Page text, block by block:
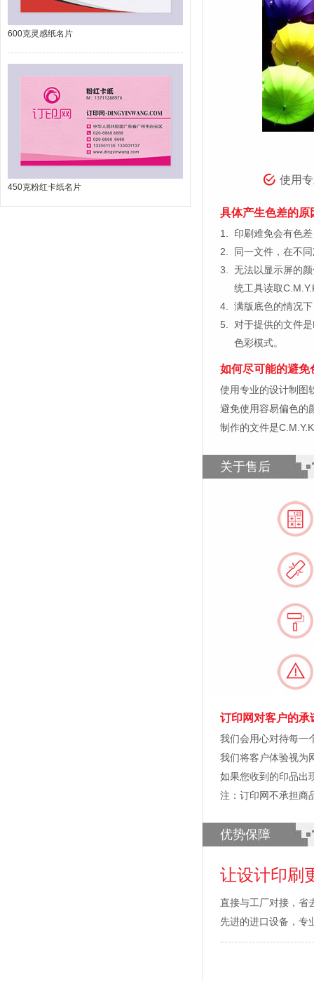
600克灵感纸名片
450克粉红卡纸名片
使用
具体产生色差的原
1.
印刷难免会有色
2.
同一文件，在不
3. 无法以显示屏的
统工具读取
4. 满版底色的情况
5. 对于提供的文件
色彩模式。
如何尽可能的避免
使用专业的设计制图
避免使用容易偏色的
制作的文件是
关于售后
订印网对客户的承
我们会用心对待每一
我们将客户体验视为
如果您收到的印品出
注：订印网不承担商
优势保障
让设计印刷
直接与工厂对接，省
先进的进口设备，专